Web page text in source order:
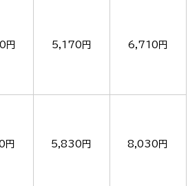
円 5,170円 6,710円
円 5,830円 8,030円